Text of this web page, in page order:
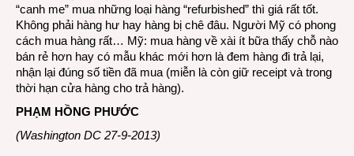
“canh me” mua những loại hàng “refurbished” thì giá rất tốt.
Không phải hàng hư hay hàng bị chê đâu. Người Mỹ có phong
cách mua hàng rất… Mỹ: mua hàng về xài ít bữa thấy chỗ nào
bán rẻ hơn hay có mẫu khác mới hơn là đem hàng đi trả lại,
nhận lại đúng số tiền đã mua (miễn là còn giữ receipt và trong
thời hạn cửa hàng cho trả hàng).
PHẠM HỒNG PHƯỚC
(Washington DC 27-9-2013)